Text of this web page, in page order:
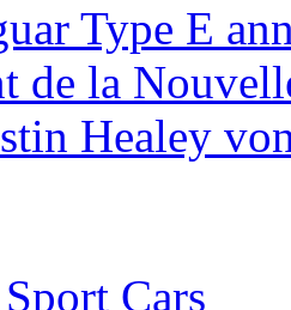
Type E
de la
Healey
Cars